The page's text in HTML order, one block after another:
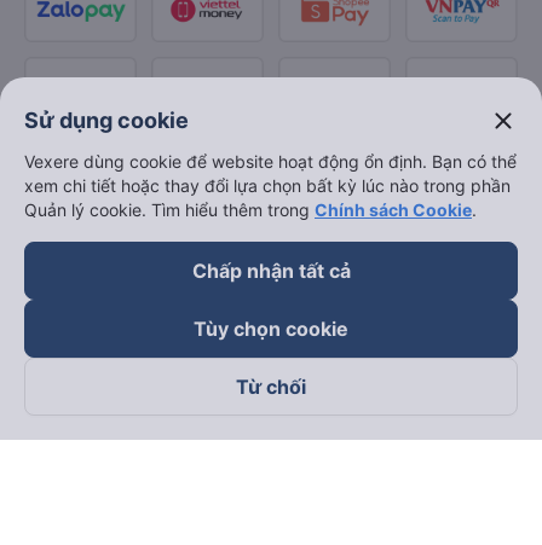
Theo dõi chúng tôi trên
Sử dụng cookie close
Vexere dùng cookie để website hoạt động ổn định. Bạn có thể
xem chi tiết hoặc thay đổi lựa chọn bất kỳ lúc nào trong phần
Quản lý cookie. Tìm hiểu thêm trong Chính sách Cookie.
Chấp nhận tất cả
Tùy chọn cookie
Từ chối